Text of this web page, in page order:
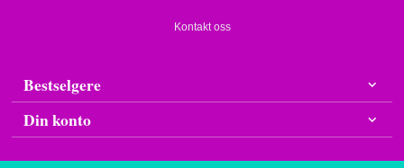
Kontakt oss
Bestselgere
Din konto